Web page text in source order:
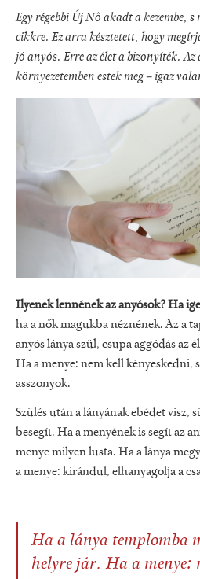
Egy régebbi Új Nő akadt a kezembe,
cikkre. Ez arra késztetett, hogy
jó anyós. Erre az élet a bizonyíték.
környezetemben estek meg – igaz
Ilyenek lennének az anyósok? Ha
ha a nők magukba néznének. Az a
anyós lánya szül, csupa aggódás az
Ha a menye: nem kell kényeskedni,
asszonyok.
Szülés után a lányának ebédet visz,
besegít. Ha a menyének is segít az
menye milyen lusta. Ha a lánya
a menye: kirándul, elhanyagolja a
Ha a lánya templomba
helyre jár. Ha a menye: